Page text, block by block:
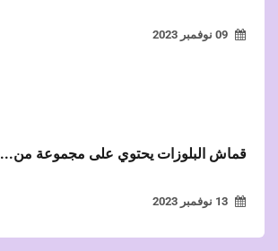
قماش البلوزات يحتوي على مجموعة من...